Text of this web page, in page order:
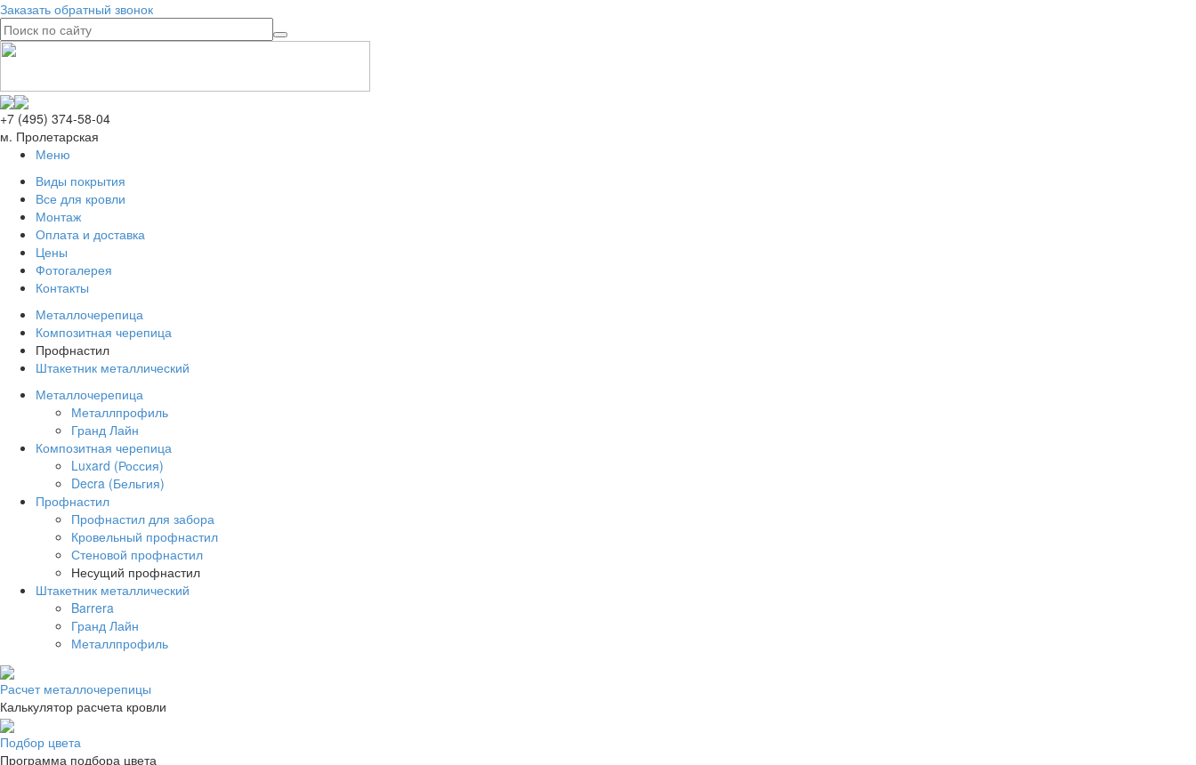
Заказать обратный звонок
+7 (495) 374-58-04
м. Пролетарская
Меню
Виды покрытия
Все для кровли
Монтаж
Оплата и доставка
Цены
Фотогалерея
Контакты
Металлочерепица
Композитная черепица
Профнастил
Штакетник металлический
Металлочерепица
Металлпрофиль
Гранд Лайн
Композитная черепица
Luxard (Россия)
Decra (Бельгия)
Профнастил
Профнастил для забора
Кровельный профнастил
Стеновой профнастил
Несущий профнастил
Штакетник металлический
Barrera
Гранд Лайн
Металлпрофиль
Расчет металлочерепицы
Калькулятор расчета кровли
Подбор цвета
Программа подбора цвета